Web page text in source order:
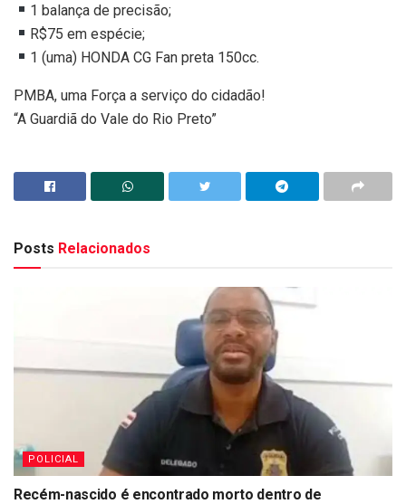
1 balança de precisão;
R$75 em espécie;
1 (uma) HONDA CG Fan preta 150cc.
PMBA, uma Força a serviço do cidadão!
“A Guardiã do Vale do Rio Preto”
Posts Relacionados
POLICIAL
Recém-nascido é encontrado morto dentro de